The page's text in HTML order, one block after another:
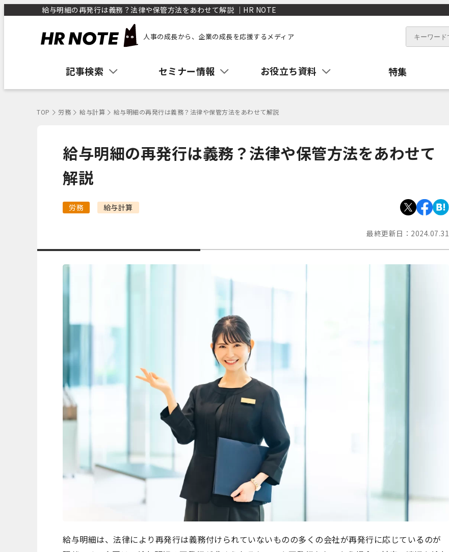
給与明細の再発行は義務？法律や保管方法をあわせて解説 ｜HR NOTE
人事の成長から、企業の成長を応援するメディア
記事検索 セミナー情報 お役立ち資料 特集
TOP 労務 給与計算 給与明細の再発行は義務？法律や保管方法をあわせて解説
給与明細の再発行は義務？法律や保管方法をあわせて
解説
労務 給与計算
最終更新日： 2024.07.31
給与明細は、法律により再発行は義務付けられていないものの多くの会社が再発行に応じているのが